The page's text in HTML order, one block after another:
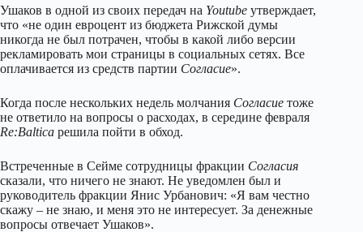
Ушаков в одной из своих передач на Youtube утверждает,
что «не один евроцент из бюджета Рижской думы
никогда не был потрачен, чтобы в какой либо версии
рекламировать мои страницы в социальных сетях. Все
оплачивается из средств партии Согласие».
Когда после нескольких недель молчания Согласие тоже
не ответило на вопросы о расходах, в середине февраля
Re:Baltica решилa пойти в обход.
Встреченные в Сейме сотрудницы фракции Согласия
сказали, что ничего не знают. Не уведомлен был и
руководитель фракции Янис Урбанович: «Я вам честно
скажу – не знаю, и меня это не интересует. За денежные
вопросы отвечает Ушаков».